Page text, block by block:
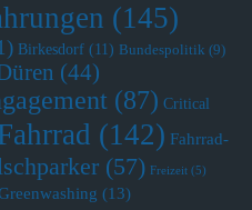
(145)
Birkesdorf (11) Bundespolitik (9)
(44)
(87) Critical
(142) Fahrrad-
(57) Freizeit (5)
(13)